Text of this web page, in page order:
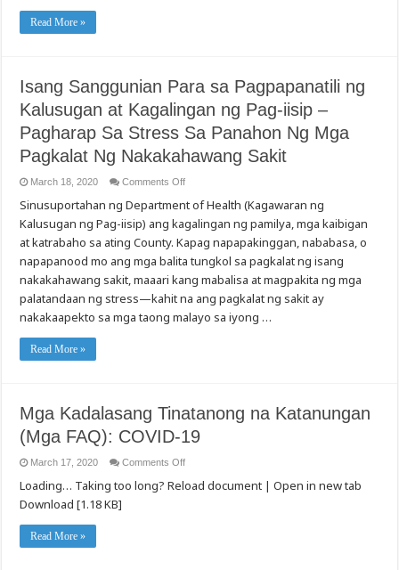
Grupo
Setting
Read More »
Isang Sanggunian Para sa Pagpapanatili ng
Kalusugan at Kagalingan ng Pag-iisip –
Pagharap Sa Stress Sa Panahon Ng Mga
Pagkalat Ng Nakakahawang Sakit
March 18, 2020 Comments Offon
Sanggunian
Para
sa
Pagpapanatili
ng
Kalusugan
at
Kagalingan
ng
Pag-
–
Ng
Nakakahawang
Sakit
Sinusuportahan ng Department of Health (Kagawaran ng
Kalusugan ng Pag-iisip) ang kagalingan ng pamilya, mga kaibigan
at katrabaho sa ating County. Kapag napapakinggan, nababasa, o
napapanood mo ang mga balita tungkol sa pagkalat ng isang
nakakahawang sakit, maaari kang mabalisa at magpakita ng mga
palatandaan ng stress—kahit na ang pagkalat ng sakit ay
nakakaapekto sa mga taong malayo sa iyong …
Read More »
Mga Kadalasang Tinatanong na Katanungan
(Mga FAQ): COVID-19
March 17, 2020 Comments Offon
Kadalasang
Tinatanong
Loading… Taking too long? Reload document | Open in new tab
Download [1.18 KB]
Read More »